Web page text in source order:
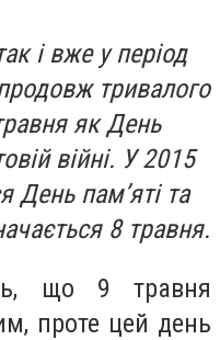
і вже у період
тривалого
як День
війні. У 2015
День пам’яті та
8 травня.
що 9 травня
проте цей день